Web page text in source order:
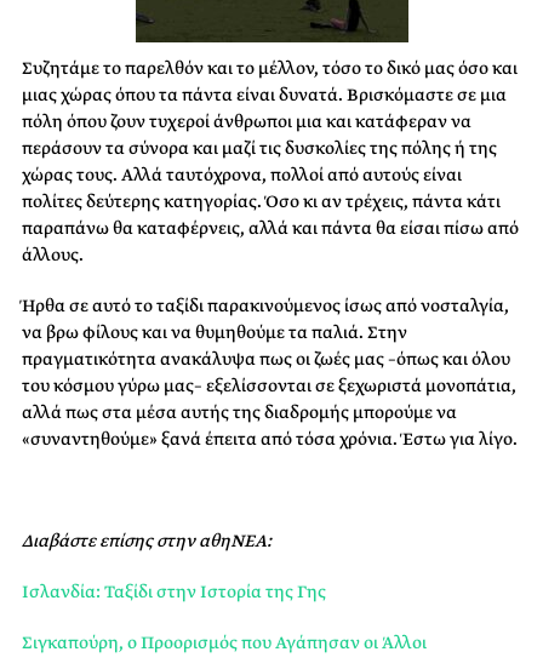
Συζητάμε το παρελθόν και το μέλλον, τόσο το δικό μας όσο και
μιας χώρας όπου τα πάντα είναι δυνατά. Βρισκόμαστε σε μια
πόλη όπου ζουν τυχεροί άνθρωποι μια και κατάφεραν να
περάσουν τα σύνορα και μαζί τις δυσκολίες της πόλης ή της
χώρας τους. Αλλά ταυτόχρονα, πολλοί από αυτούς είναι
πολίτες δεύτερης κατηγορίας. Όσο κι αν τρέχεις, πάντα κάτι
παραπάνω θα καταφέρνεις, αλλά και πάντα θα είσαι πίσω από
άλλους.
Ήρθα σε αυτό το ταξίδι παρακινούμενος ίσως από νοσταλγία,
να βρω φίλους και να θυμηθούμε τα παλιά. Στην
πραγματικότητα ανακάλυψα πως οι ζωές μας –όπως και όλου
του κόσμου γύρω μας– εξελίσσονται σε ξεχωριστά μονοπάτια,
αλλά πως στα μέσα αυτής της διαδρομής μπορούμε να
«συναντηθούμε» ξανά έπειτα από τόσα χρόνια. Έστω για λίγο.
Διαβάστε επίσης στην αθηΝΕΑ:
Ισλανδία: Ταξίδι στην Ιστορία της Γης
Σιγκαπούρη, ο Προορισμός που Αγάπησαν οι Άλλοι